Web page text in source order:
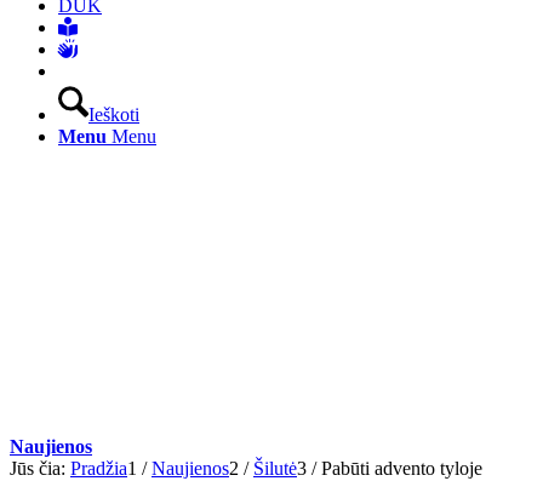
DUK
Ieškoti
Menu Menu
Naujienos
Jūs čia: Pradžia1 / Naujienos2 / Šilutė3 / Pabūti advento tyloje